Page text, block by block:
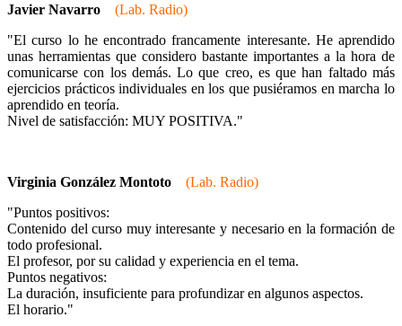
Javier Navarro
(Lab. Radio)
"El curso lo he encontrado francamente interesante. He aprendido
unas herramientas que considero bastante importantes a la hora de
comunicarse con los demás. Lo que creo, es que han faltado más
ejercicios prácticos individuales en los que pusiéramos en marcha lo
aprendido en teoría.
Nivel de satisfacción: MUY POSITIVA."
Virginia González Montoto
(Lab. Radio)
"Puntos positivos:
Contenido del curso muy interesante y necesario en la formación de
todo profesional.
El profesor, por su calidad y experiencia en el tema.
Puntos negativos:
La duración, insuficiente para profundizar en algunos aspectos.
El horario."